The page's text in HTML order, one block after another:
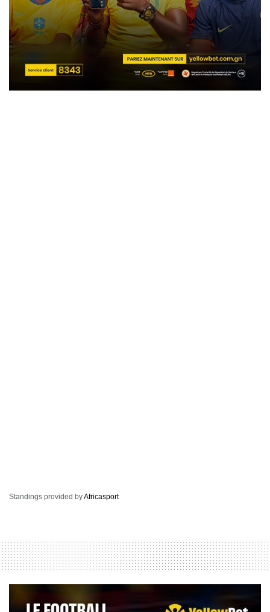
Standings provided byAfricasport